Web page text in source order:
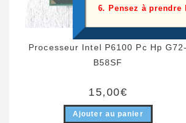
Processeur Intel P6100 Pc Hp G72-
B58SF
15,00€
Ajouter au panier
6. Pensez à prendre